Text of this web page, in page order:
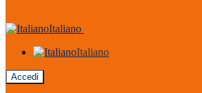
Italiano
Italiano
Accedi